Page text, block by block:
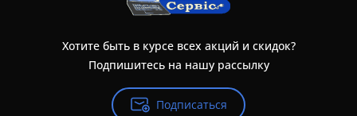
Хотите быть в курсе всех акций и скидок?
Подпишитесь на нашу рассылку
Подписаться